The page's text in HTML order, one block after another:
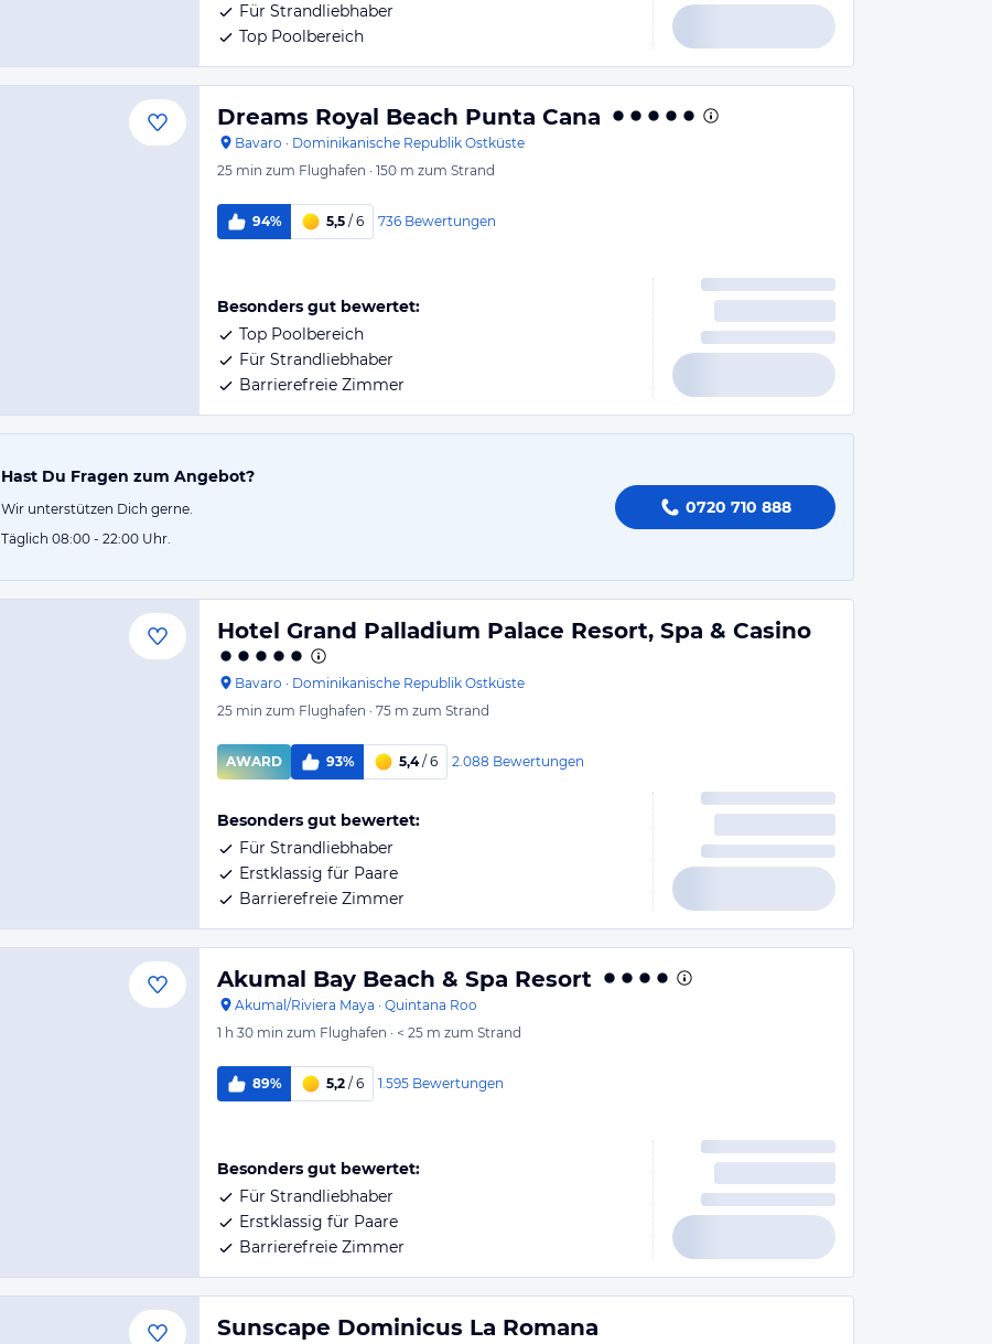
Für Strandliebhaber
Top Poolbereich
Dreams Royal Beach Punta Cana
Bavaro · Dominikanische Republik Ostküste
25 min zum Flughafen · 150 m zum Strand
94% 5,5 / 6 736 Bewertungen
Besonders gut bewertet:
Top Poolbereich
Für Strandliebhaber
Barrierefreie Zimmer
Hast Du Fragen zum Angebot?
Wir unterstützen Dich gerne.
Täglich 08:00 - 22:00 Uhr.
0720 710 888
Hotel Grand Palladium Palace Resort, Spa & Casino
Bavaro · Dominikanische Republik Ostküste
25 min zum Flughafen · 75 m zum Strand
AWARD 93% 5,4/ 6 2.088 Bewertungen
Besonders gut bewertet:
Für Strandliebhaber
Erstklassig für Paare
Barrierefreie Zimmer
Akumal Bay Beach & Spa Resort
Akumal/Riviera Maya · Quintana Roo
1 h 30 min zum Flughafen · < 25 m zum Strand
89% 5,2 / 6 1.595 Bewertungen
Besonders gut bewertet:
Für Strandliebhaber
Erstklassig für Paare
Barrierefreie Zimmer
Sunscape Dominicus La Romana